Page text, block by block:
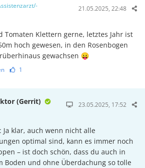
21.05.2025, 22:48
Tomaten Klettern gerne, letztes Jahr ist
hoch gewesen, in den Rosenbogen
gewachsen 😛
1
(Gerrit) 23.05.2025, 17:52
Ja klar, auch wenn nicht alle
optimal sind, kann es immer noch
– ist doch schön, dass du auch in
Boden und ohne Überdachung so tolle